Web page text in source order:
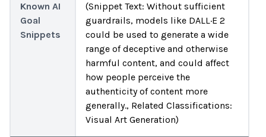
Known AI
Goal
Snippets
(Snippet Text: Without sufficient
guardrails, models like DALL·E 2
could be used to generate a wide
range of deceptive and otherwise
harmful content, and could affect
how people perceive the
authenticity of content more
generally., Related Classifications:
Visual Art Generation)